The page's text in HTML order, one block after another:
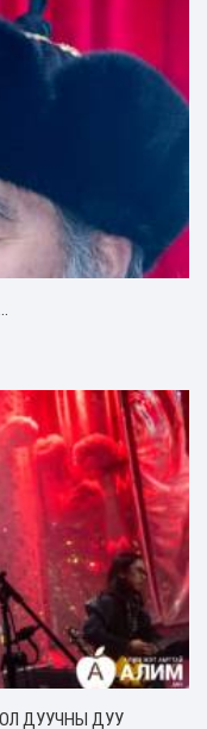
ДУУЧНЫ ДУУ